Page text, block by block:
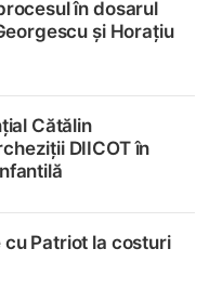
în dosarul
și Horațiu
Cătălin
DIICOT în
Patriot la costuri